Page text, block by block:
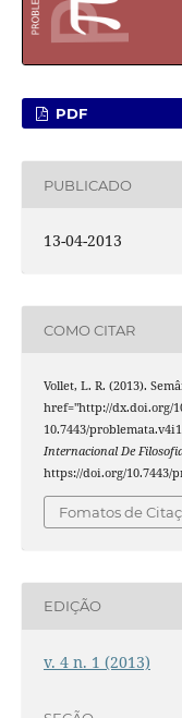
PDF
PUBLICADO
13-04-2013
COMO CITAR
Vollet, L. R. (2013).
href="http://dx.doi.org/
10.7443/
Internacional De
https://doi.org/10.7443/
Fomatos de
EDIÇÃO
v. 4 n. 1 (2013)